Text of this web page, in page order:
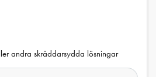
andra skräddarsydda lösningar